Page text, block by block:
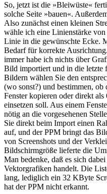
So, jetzt ist die »Bleiwüste«
solche Seite »bauen«.
Also zunächst einen kleinen
wähle ich eine Linienstärke
Linie in die gewünschte Ecke.
Bedarf für korrekte
immer habe ich nichts über
Bild importiert und in die letzte
Bildern wählen Sie den
(wo sonst?) und bestimmen,
Fenster kopieren oder direkt
einsetzen soll. Aus einem
nötig an die vorgesehenen
Sie direkt beim Import einen
auf, und der PPM bringt das
von Screenshots und der
Bildschirmgröße lieferte die
Man bedenke, daß es sich
Vektorgrafiken handelt. Die
lang, lediglich ein 32 KByte
hat der PPM nicht erkannt.